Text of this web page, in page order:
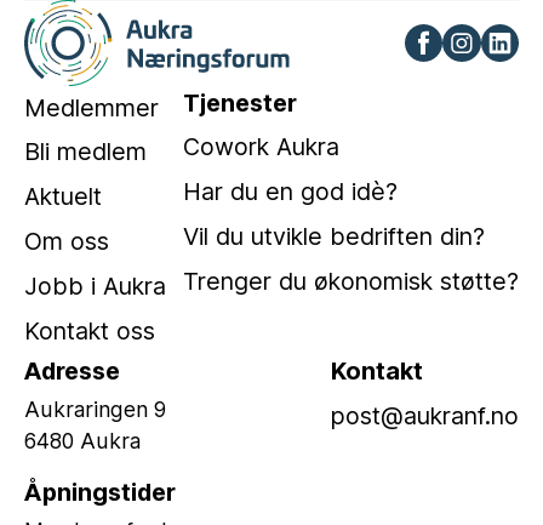
Medlemmer
Bli medlem
Aktuelt
Om oss
Jobb i Aukra
Kontakt oss
Tjenester
Cowork Aukra
Har du en god idè?
Vil du utvikle bedriften din?
Trenger du økonomisk støtte?
Adresse
Aukraringen 9
6480 Aukra
Åpningstider
Kontakt
post@aukranf.no